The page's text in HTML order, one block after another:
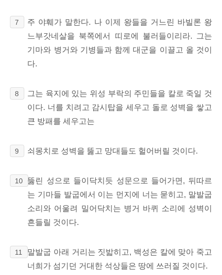
7
주 야훼가 말한다. 나 이제 왕들을 거느린 바빌론 왕
느부갓네살을 북쪽에서 띠로에 불러들이리라. 그는
기마와 병거와 기병들과 함께 대군을 이끌고 올 것이
다.
8
그는 육지에 있는 위성 부락의 주민들을 칼로 죽일 것
이다. 너를 치려고 감시탑을 세우고 돌로 성벽을 쌓고
큰 방패를 세우고는
9 쇠몽치로 성벽을 뚫고 망대들도 헐어버릴 것이다.
10
뚫린 성으로 들이닥치듯 성문으로 들어가면, 뒤따르
는 기마들 발굽에서 이는 먼지에 너는 묻히고, 말발굽
소리와 어울려 밀어닥치는 병거 바퀴 소리에 성벽이
흔들릴 것이다.
11
말발굽 아래 거리는 짓밟히고, 백성은 칼에 맞아 죽고
너희가 섬기던 거대한 석상들은 땅에 쓰러질 것이다.